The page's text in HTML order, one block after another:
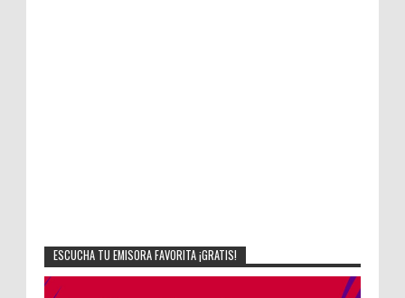
ESCUCHA TU EMISORA FAVORITA ¡GRATIS!